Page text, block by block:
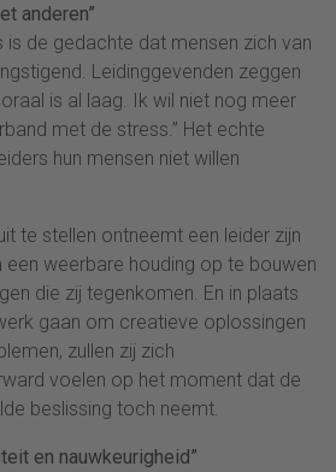
anderen”
de gedachte dat mensen zich van
Leidinggevenden zeggen
is al laag. Ik wil niet nog meer
met de stress.” Het echte
hun mensen niet willen
te stellen ontneemt een leider zijn
weerbare houding op te bouwen
die zij tegenkomen. En in plaats
gaan om creatieve oplossingen
zullen zij zich
voelen op het moment dat de
beslissing toch neemt.
en nauwkeurigheid”